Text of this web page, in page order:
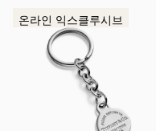
온라인 익스클루시브